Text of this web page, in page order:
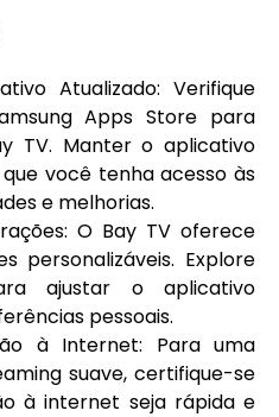
Atualizado: Verifique
Apps Store para
TV. Manter o aplicativo
você tenha acesso às
e melhorias.
O Bay TV oferece
personalizáveis. Explore
ajustar o aplicativo
pessoais.
à Internet: Para uma
suave, certifique-se
à internet seja rápida e